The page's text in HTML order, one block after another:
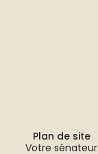
Plan de site
Votre sénateur